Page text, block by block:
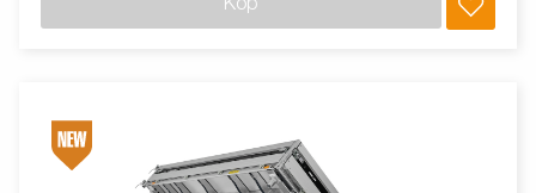
Aluminiumsidor och baklämsom fungerar som spridarläm är
endast för illustrativa syften och kan visa tillvalsutrustning.
Köp